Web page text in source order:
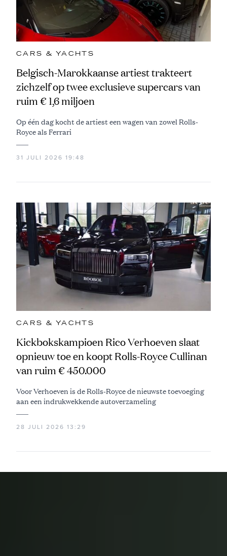
CARS & YACHTS
Belgisch-Marokkaanse artiest trakteert
zichzelf op twee exclusieve supercars van
ruim € 1,6 miljoen
Op één dag kocht de artiest een wagen van zowel Rolls-
Royce als Ferrari
31 JULI 2026 19:48
CARS & YACHTS
Kickbokskampioen Rico Verhoeven slaat
opnieuw toe en koopt Rolls-Royce Cullinan
van ruim € 450.000
Voor Verhoeven is de Rolls-Royce de nieuwste toevoeging
aan een indrukwekkende autoverzameling
28 JULI 2026 13:29